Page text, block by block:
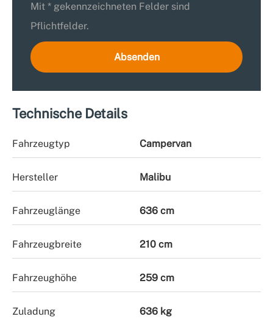
Mit * gekennzeichneten Felder sind
Pflichtfelder.
Absenden
Technische Details
Fahrzeugtyp Campervan
Hersteller Malibu
Fahrzeuglänge 636 cm
Fahrzeugbreite 210 cm
Fahrzeughöhe 259 cm
Zuladung 636 kg